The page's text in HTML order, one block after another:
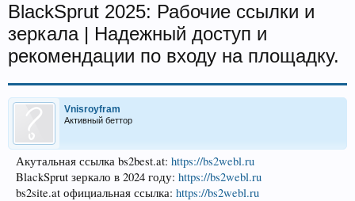
BlackSprut 2025: Рабочие ссылки и
зеркала | Надежный доступ и
рекомендации по входу на площадку.
Vnisroyfram
Активный беттор
Акутальная ссылка bs2best.at: https://bs2webl.ru
BlackSprut зеркало в 2024 году: https://bs2webl.ru
bs2site.at официальная ссылка: https://bs2webl.ru